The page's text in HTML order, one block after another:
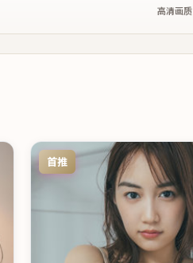
高清画质
首推